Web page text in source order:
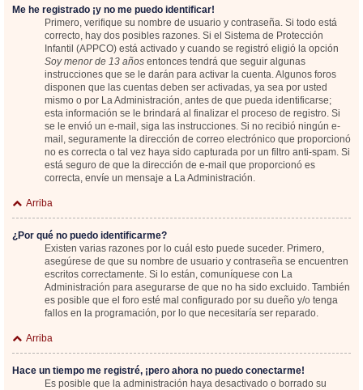
Me he registrado ¡y no me puedo identificar!
Primero, verifique su nombre de usuario y contraseña. Si todo está
correcto, hay dos posibles razones. Si el Sistema de Protección
Infantil (APPCO) está activado y cuando se registró eligió la opción
Soy menor de 13 años entonces tendrá que seguir algunas
instrucciones que se le darán para activar la cuenta. Algunos foros
disponen que las cuentas deben ser activadas, ya sea por usted
mismo o por La Administración, antes de que pueda identificarse;
esta información se le brindará al finalizar el proceso de registro. Si
se le envió un e-mail, siga las instrucciones. Si no recibió ningún e-
mail, seguramente la dirección de correo electrónico que proporcionó
no es correcta o tal vez haya sido capturada por un filtro anti-spam. Si
está seguro de que la dirección de e-mail que proporcionó es
correcta, envíe un mensaje a La Administración.
Arriba
¿Por qué no puedo identificarme?
Existen varias razones por lo cuál esto puede suceder. Primero,
asegúrese de que su nombre de usuario y contraseña se encuentren
escritos correctamente. Si lo están, comuníquese con La
Administración para asegurarse de que no ha sido excluido. También
es posible que el foro esté mal configurado por su dueño y/o tenga
fallos en la programación, por lo que necesitaría ser reparado.
Arriba
Hace un tiempo me registré, ¡pero ahora no puedo conectarme!
Es posible que la administración haya desactivado o borrado su